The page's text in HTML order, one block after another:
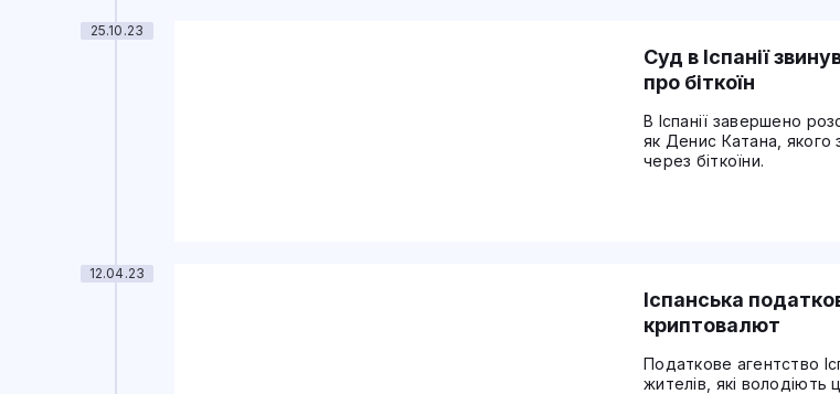
Суд в Іспанії
про біткоїн
В Іспанії завершено
як Денис Катана, якого
через біткоїни.
Іспанська
криптовалют
Податкове агентство
жителів, які